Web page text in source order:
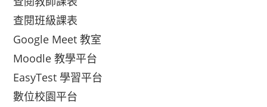
查閱班級課表
Google Meet 教室
Moodle 教學平台
EasyTest 學習平台
數位校園平台